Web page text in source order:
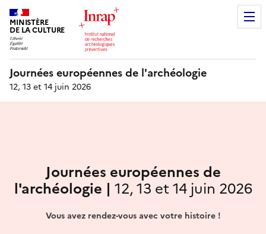
MINISTÈRE
DE LA CULTURE
Journées européennes de l'archéologie
12, 13 et 14 juin 2026
Journées européennes de
l'archéologie | 12, 13 et 14 juin 2026
Vous avez rendez-vous avec votre histoire !